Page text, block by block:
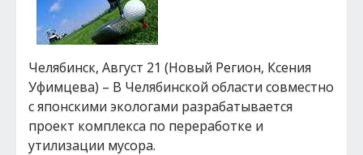
Челябинск, Август 21 (Новый Регион, Ксения
Уфимцева) – В Челябинской области совместно
с японскими экологами разрабатывается
проект комплекса по переработке и
утилизации мусора.